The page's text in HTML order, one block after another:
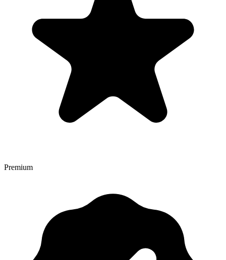
Premium